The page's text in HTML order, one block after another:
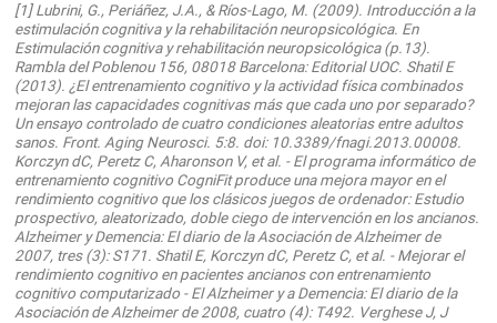
[1] Lubrini, G., Periáñez, J.A., & Ríos-Lago, M. (2009). Introducción a la
estimulación cognitiva y la rehabilitación neuropsicológica. En
Estimulación cognitiva y rehabilitación neuropsicológica (p.13).
Rambla del Poblenou 156, 08018 Barcelona: Editorial UOC. Shatil E
(2013). ¿El entrenamiento cognitivo y la actividad física combinados
mejoran las capacidades cognitivas más que cada uno por separado?
Un ensayo controlado de cuatro condiciones aleatorias entre adultos
sanos. Front. Aging Neurosci. 5:8. doi: 10.3389/fnagi.2013.00008.
Korczyn dC, Peretz C, Aharonson V, et al. - El programa informático de
entrenamiento cognitivo CogniFit produce una mejora mayor en el
rendimiento cognitivo que los clásicos juegos de ordenador: Estudio
prospectivo, aleatorizado, doble ciego de intervención en los ancianos.
Alzheimer y Demencia: El diario de la Asociación de Alzheimer de
2007, tres (3): S171. Shatil E, Korczyn dC, Peretz C, et al. - Mejorar el
rendimiento cognitivo en pacientes ancianos con entrenamiento
cognitivo computarizado - El Alzheimer y a Demencia: El diario de la
Asociación de Alzheimer de 2008, cuatro (4): T492. Verghese J, J